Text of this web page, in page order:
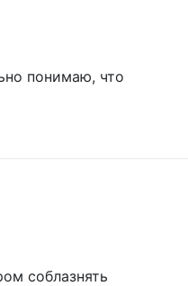
понимаю, что
соблазнять